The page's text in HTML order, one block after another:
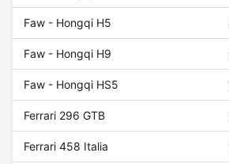
Faw - Hongqi H5
Faw - Hongqi H9
Faw - Hongqi HS5
Ferrari 296 GTB
Ferrari 458 Italia